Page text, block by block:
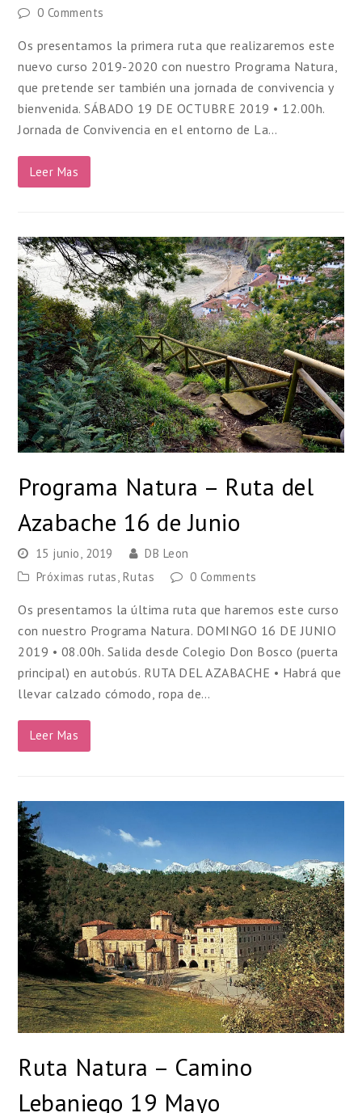
0 Comments
Os presentamos la primera ruta que realizaremos este
nuevo curso 2019-2020 con nuestro Programa Natura,
que pretende ser también una jornada de convivencia y
bienvenida. SÁBADO 19 DE OCTUBRE 2019 • 12.00h.
Jornada de Convivencia en el entorno de La…
Leer Mas
Programa Natura – Ruta del
Azabache 16 de Junio
15 junio, 2019
DB Leon
Próximas rutas, Rutas 0 Comments
Os presentamos la última ruta que haremos este curso
con nuestro Programa Natura. DOMINGO 16 DE JUNIO
2019 • 08.00h. Salida desde Colegio Don Bosco (puerta
principal) en autobús. RUTA DEL AZABACHE • Habrá que
llevar calzado cómodo, ropa de…
Leer Mas
Ruta Natura – Camino
Lebaniego 19 Mayo